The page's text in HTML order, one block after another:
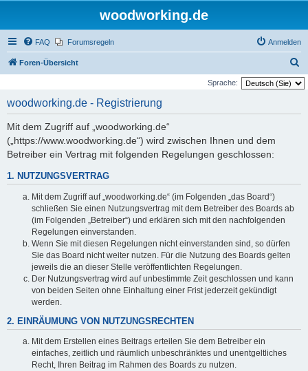
woodworking.de
FAQ Forumsregeln Anmelden
Foren-Übersicht
u
Sprache:
woodworking.de - Registrierung
Mit dem Zugriff auf „woodworking.de“
(„https://www.woodworking.de“) wird zwischen Ihnen und dem
Betreiber ein Vertrag mit folgenden Regelungen geschlossen:
1. NUTZUNGSVERTRAG
Mit dem Zugriff auf „woodworking.de“ (im Folgenden „das Board“)
schließen Sie einen Nutzungsvertrag mit dem Betreiber des Boards ab
(im Folgenden „Betreiber“) und erklären sich mit den nachfolgenden
Regelungen einverstanden.
Wenn Sie mit diesen Regelungen nicht einverstanden sind, so dürfen
Sie das Board nicht weiter nutzen. Für die Nutzung des Boards gelten
jeweils die an dieser Stelle veröffentlichten Regelungen.
Der Nutzungsvertrag wird auf unbestimmte Zeit geschlossen und kann
von beiden Seiten ohne Einhaltung einer Frist jederzeit gekündigt
werden.
2. EINRÄUMUNG VON NUTZUNGSRECHTEN
Mit dem Erstellen eines Beitrags erteilen Sie dem Betreiber ein
einfaches, zeitlich und räumlich unbeschränktes und unentgeltliches
Recht, Ihren Beitrag im Rahmen des Boards zu nutzen.